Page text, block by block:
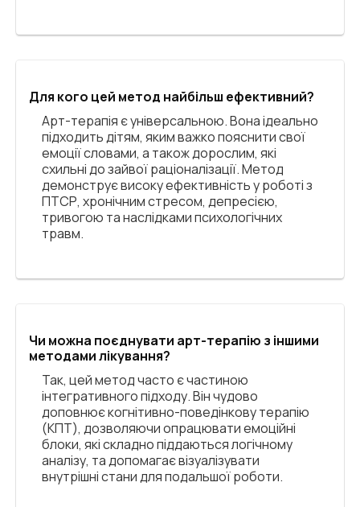
Для кого цей метод найбільш ефективний?
Арт-терапія є універсальною. Вона ідеально
підходить дітям, яким важко пояснити свої
емоції словами, а також дорослим, які
схильні до зайвої раціоналізації. Метод
демонструє високу ефективність у роботі з
ПТСР, хронічним стресом, депресією,
тривогою та наслідками психологічних
травм.
Чи можна поєднувати арт-терапію з іншими
методами лікування?
Так, цей метод часто є частиною
інтегративного підходу. Він чудово
доповнює когнітивно-поведінкову терапію
(КПТ), дозволяючи опрацювати емоційні
блоки, які складно піддаються логічному
аналізу, та допомагає візуалізувати
внутрішні стани для подальшої роботи.